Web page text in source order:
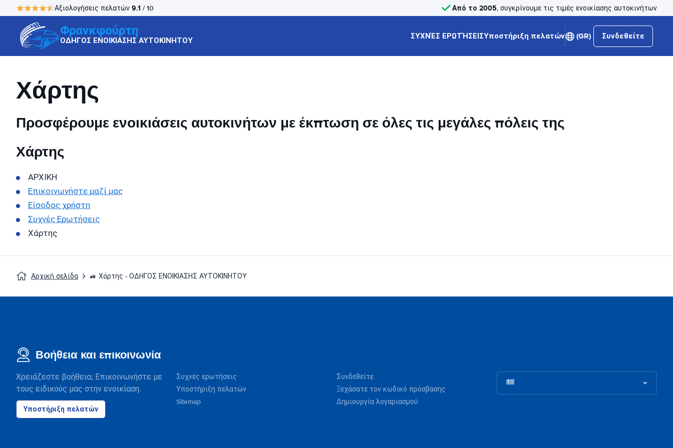
Αξιολογήσεις πελατών 9.1 / 10 Από το 2005, συγκρίνουμε τις τιμές ενοικίασης αυτοκινήτων
Φρανκφούρτη
ΟΔΗΓΟΣ ΕΝΟΙΚΙΑΣΗΣ ΑΥΤΟΚΙΝΗΤΟΥ ΣΥΧΝΈΣ ΕΡΩΤΉΣΕΙΣΥποστήριξη πελατών (GR) Συνδεθείτε
Χάρτης
Προσφέρουμε ενοικιάσεις αυτοκινήτων με έκπτωση σε όλες τις μεγάλες πόλεις της
Χάρτης
ΑΡΧΙΚΗ
Επικοινωνήστε μαζί μας
Είσοδος χρήστη
Συχνές Ερωτήσεις
Χάρτης
Αρχική σελίδα 🚙 Χάρτης - ΟΔΗΓΟΣ ΕΝΟΙΚΙΑΣΗΣ ΑΥΤΟΚΙΝΗΤΟΥ
Βοήθεια και επικοινωνία
Χρειάζεστε βοήθεια; Επικοινωνήστε με
τους ειδικούς μας στην ενοικίαση.
Υποστήριξη πελατών
Συχνές ερωτήσεις
Υποστήριξη πελατών
Sitemap
Συνδεθείτε
Ξεχάσατε τον κωδικό πρόσβασης
Δημιουργία λογαριασμού